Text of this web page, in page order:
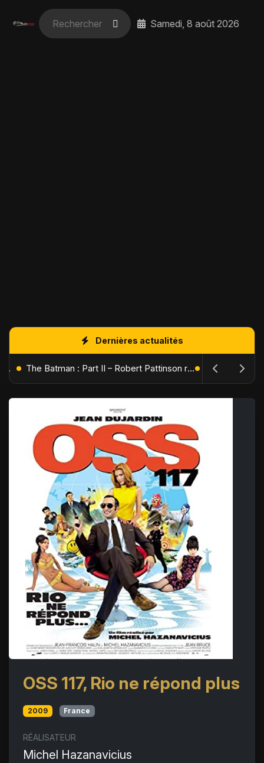
Samedi, 8 août 2026
Dernières actualités
L'Âge de Glace : Le Réveil du Volcan – Manny, Sid et Diego de retour pour une aventure explosive The Batman : Part II – Robert Pattinson replonge dans les ténèbres de Gotham dès octobre 2027
OSS 117, Rio ne répond plus
2009 France
RÉALISATEUR
Michel Hazanavicius